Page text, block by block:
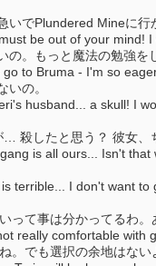
いでPlundered Mineに行
be out of your
の。もっと魔法の勉強を
to Bruma - I'm so
いの。
husband... a skull! I
殺したと思う？ 彼女、
is all ours... Isn't that
terrible... I don't want
って事は分かってるわ
really comfortable with
。でも選択の余地はない